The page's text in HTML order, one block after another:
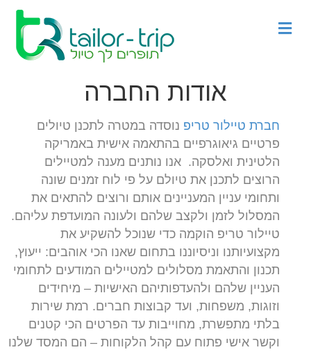
Menu
אודות החברה
חברת טיילור טריפ נוסדה במטרה לתכנן טיולים
פרטיים גיאוגרפיים בהתאמה אישית באמריקה
הלטינית ואלסקה. אנו נותנים מענה למטיילים
הרוצים לתכנן את טיולם על פי לוח זמנים שונה
ותחומי עניין המעניינים אותם ורוצים להתאים את
המסלול לזמן ולקצב שלהם ולעונה המועדפת עליהם.
טיילור טריפ הוקמה כדי שנוכל להשקיע את
מקצועיותנו וניסיוננו בתחום שאנו הכי אוהבים: ייעוץ,
תכנון והתאמת מסלולים למטיילים המודעים לתחומי
העניין שלהם ולהעדפותיהם האישיות – מיחידים
וזוגות, משפחות, ועד קבוצות חברים. רמת שירות
בלתי מתפשרת, מחוייבות עד הפרטים הכי קטנים
וקשר אישי פתוח עם קהל הלקוחות – הם המסד שלנו